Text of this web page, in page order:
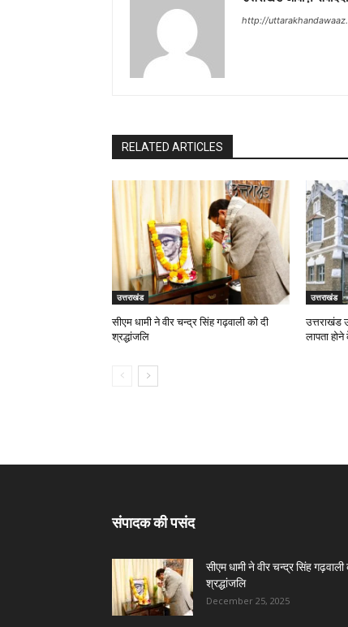
http://
RELATED ARTICLES
उत्तराखंड
सीएम धामी ने वीर चन्द्र सिंह गढ़वाली को दी
श्रद्धांजलि
उत्तराखंड
उत्तराखंड
लापता
संपादक की पसंद
सीएम धामी ने वीर चन्द्र सिंह गढ़वाली
श्रद्धांजलि
December 25, 2025